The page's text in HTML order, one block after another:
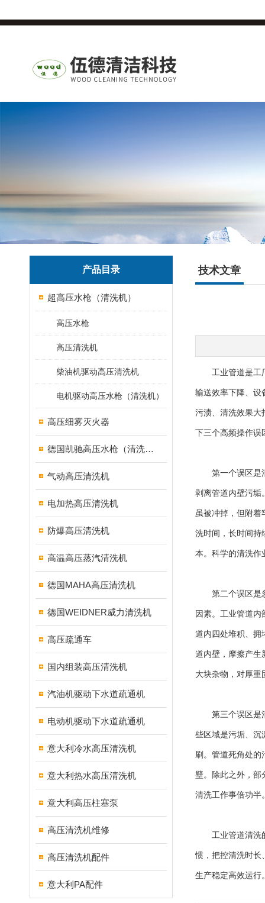
产品目录
超高压水枪（清洗机）
高压水枪
高压清洗机
柴油机驱动高压清洗机
电机驱动高压水枪（清洗机）
高压细雾灭火器
德国凯驰高压水枪（清洗机）
气动高压清洗机
电加热高压清洗机
防爆高压清洗机
高温高压蒸汽清洗机
德国MAHA高压清洗机
德国WEIDNER威力清洗机
高压疏通车
国内组装高压清洗机
汽油机驱动下水道疏通机
电动机驱动下水道疏通机
意大利冷水高压清洗机
意大利热水高压清洗机
意大利高压柱塞泵
高压清洗机维修
高压清洗机配件
意大利PA配件
技术文章
工业管道是工厂
输送效率下降、设
污渍、清洗效果大
下三个高频操作误
第一个误区是清
剥离管道内壁污垢
虽被冲掉，但附着
洗时间，长时间持
本。科学的清洗作
第二个误区是忽
因素。工业管道
道内四处堆积、拥
道内壁，摩擦产生
大块杂物，对厚重
第三个误区是清
些区域是污垢、沉
刷。管道死角处的
壁。除此之外，部
清洗工作事倍功半
工业管道清洗的
惯，把控清洗时长
生产稳定高效运行